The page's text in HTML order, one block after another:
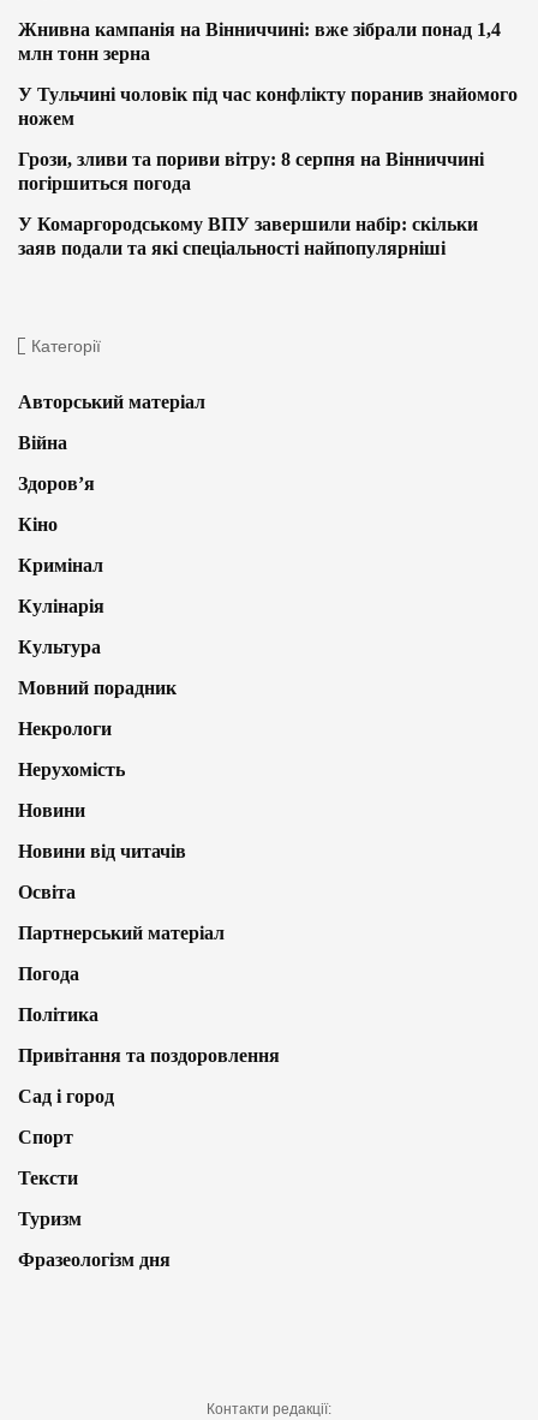
Жнивна кампанія на Вінниччині: вже зібрали понад 1,4
млн тонн зерна
У Тульчині чоловік під час конфлікту поранив знайомого
ножем
Грози, зливи та пориви вітру: 8 серпня на Вінниччині
погіршиться погода
У Комаргородському ВПУ завершили набір: скільки
заяв подали та які спеціальності найпопулярніші
Категорії
Авторський матеріал
Війна
Здоров’я
Кіно
Кримінал
Кулінарія
Культура
Мовний порадник
Некрологи
Нерухомість
Новини
Новини від читачів
Освіта
Партнерський матеріал
Погода
Політика
Привітання та поздоровлення
Сад і город
Спорт
Тексти
Туризм
Фразеологізм дня
Контакти редакції: